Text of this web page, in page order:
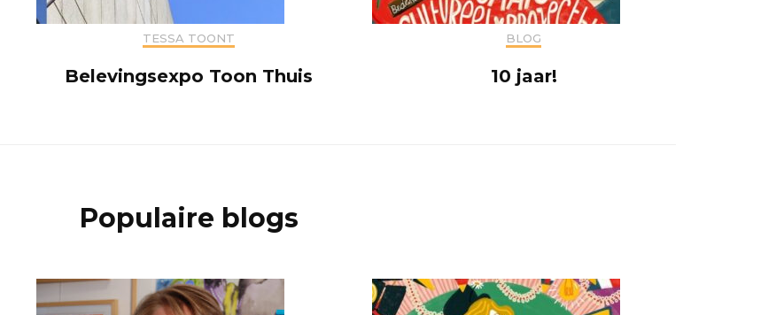
TESSA TOONT
Belevingsexpo Toon Thuis
BLOG
10 jaar!
Populaire blogs